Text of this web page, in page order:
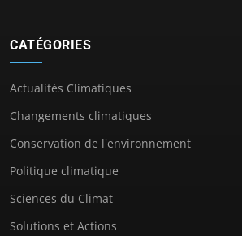
CATÉGORIES
Actualités Climatiques
Changements climatiques
Conservation de l'environnement
Politique climatique
Sciences du Climat
Solutions et Actions